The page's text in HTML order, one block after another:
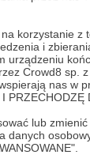
korzystanie z
i
urządzeniu
Crowd8 sp.
nas w
PRZECHODZĘ
lub
danych
przejdź